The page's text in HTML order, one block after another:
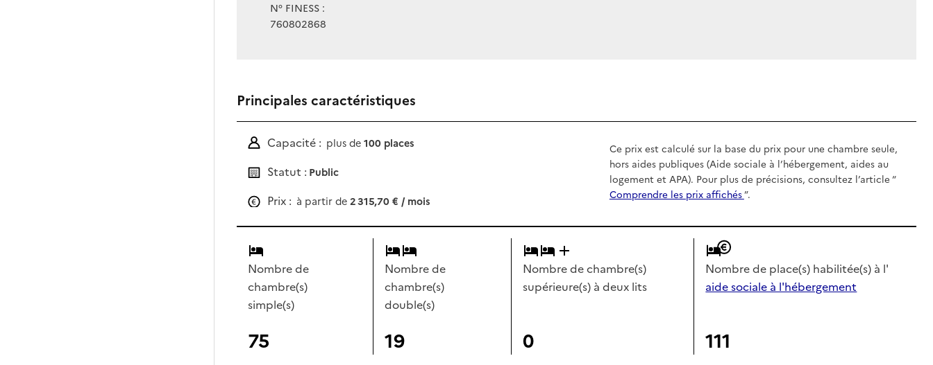
N° FINESS :
760802868
Principales caractéristiques
Capacité : plus de 100 places
Statut : Public
Prix : à partir de 2 315,70 € / mois
Ce prix est calculé sur la base du prix pour une chambre seule,
hors aides publiques (Aide sociale à l’hébergement, aides au
logement et APA). Pour plus de précisions, consultez l’article “
Comprendre les prix affichés”.
Nombre de
chambre(s)
simple(s)
75
Nombre de
chambre(s)
double(s)
19
Nombre de chambre(s)
supérieure(s) à deux lits
0
Nombre de place(s) habilitée(s) à l'
aide sociale à l'hébergement
111